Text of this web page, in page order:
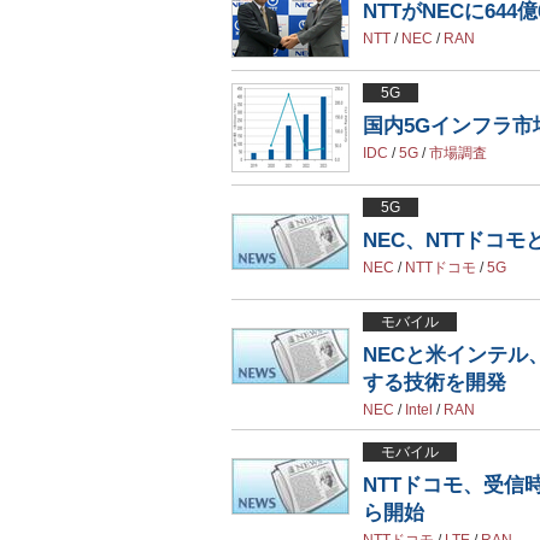
NTTがNECに644
NTT / NEC / RAN
5G
国内5Gインフラ
IDC /5G /市場調査
5G
NEC、NTTドコモ
NEC / NTTドコモ /5G
モバイル
NECと米インテル
する技術を開発
NEC / Intel / RAN
モバイル
NTTドコモ、受信
ら開始